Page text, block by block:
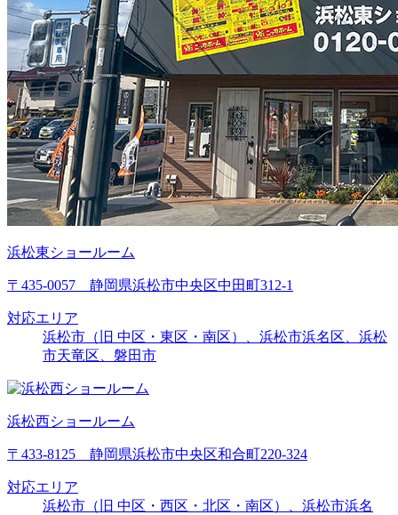
浜松東ショールーム
〒435-0057 静岡県浜松市中央区中田町312-1
対応エリア
浜松市（旧 中区・東区・南区）、浜松市浜名区、浜松
市天竜区、磐田市
浜松西ショールーム
〒433-8125 静岡県浜松市中央区和合町220-324
対応エリア
浜松市（旧 中区・西区・北区・南区）、浜松市浜名